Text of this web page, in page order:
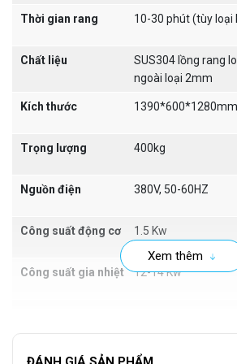
hương vị của hạt được trọn vẹn không
nhất. Cấu tạo đơn giản, dễ dàng vận
Chúng ta đều có thể thấy máy rang hạt
Thời gian rang 10-30 phút (tùy loại
Chất liệu
SUS304 lồng rang
ngoài loại 2mm
Kích thước 1390*600*1280mm
Trọng lượng 400kg
Nguồn điện 380V, 50-60HZ
Công suất động cơ 1.5 Kw
Công suất gia nhiệt 12-14 Kw
Bảo hành 12 tháng
Xem thêm